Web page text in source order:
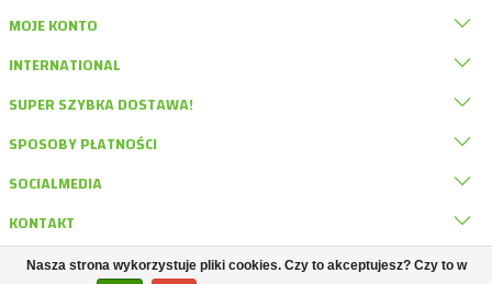
MOJE KONTO
INTERNATIONAL
SUPER SZYBKA DOSTAWA!
SPOSOBY PŁATNOŚCI
SOCIALMEDIA
KONTAKT
Nasza strona wykorzystuje pliki cookies. Czy to akceptujesz? Czy to w